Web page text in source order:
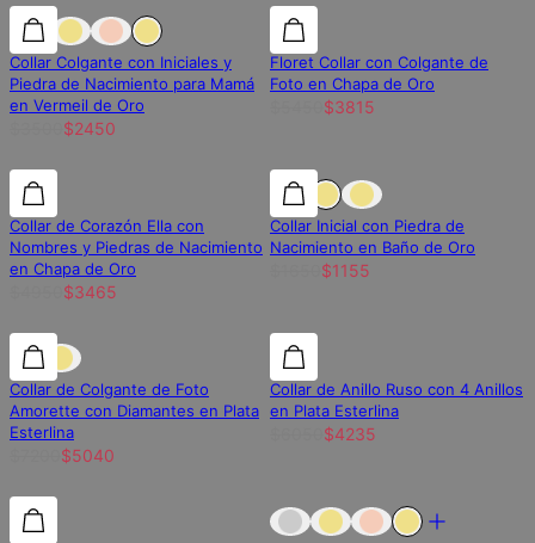
30% de descuento 30% de descuento
Collar Colgante con Iniciales y
Piedra de Nacimiento para Mamá
en Vermeil de Oro
$2450
30% de descuento
Floret Collar con Colgante de
Foto en Chapa de Oro
$3815
30% de descuento 30% de descuento
Collar de Corazón Ella con
Nombres y Piedras de Nacimiento
en Chapa de Oro
$3465
30% de descuento
Collar Inicial con Piedra de
Nacimiento en Baño de Oro
$1155
30% de descuento 30% de descuento
Collar de Colgante de Foto
Amorette con Diamantes en Plata
Esterlina
$5040
30% de descuento
Collar de Anillo Ruso con 4 Anillos
en Plata Esterlina
$4235
30% de descuento 30% de descuento
Fuera de stock